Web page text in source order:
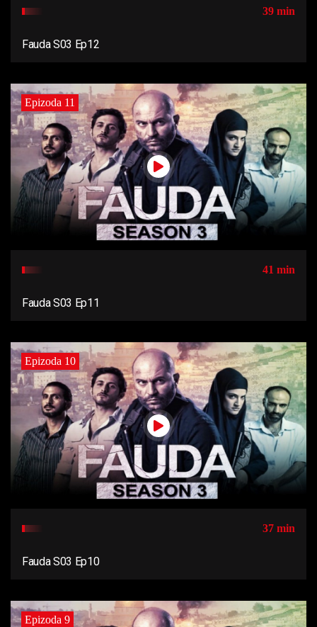
39 min
Fauda S03 Ep12
Epizoda 11
41 min
Fauda S03 Ep11
Epizoda 10
37 min
Fauda S03 Ep10
Epizoda 9